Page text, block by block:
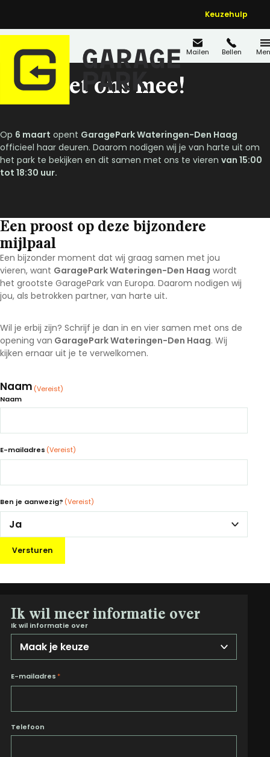
Keuzehulp
Mailen Bellen
Vier met ons mee!
Op 6 maart opent GaragePark Wateringen-Den Haag
officieel haar deuren. Daarom nodigen wij je van harte uit om
het park te bekijken en dit samen met ons te vieren van 15:00
tot 18:30 uur.
Een proost op deze bijzondere
mijlpaal
Een bijzonder moment dat wij graag samen met jou
vieren, want GaragePark Wateringen-Den Haag wordt
het grootste GaragePark van Europa. Daarom nodigen wij
jou, als betrokken partner, van harte uit.
Wil je erbij zijn? Schrijf je dan in en vier samen met ons de
opening van GaragePark Wateringen-Den Haag. Wij
kijken ernaar uit je te verwelkomen.
Naam (Vereist)
Naam
E-mailadres (Vereist)
Ben je aanwezig? (Vereist)
Versturen
Ik wil meer informatie over
Ik wil informatie over
E-mailadres *
Telefoon